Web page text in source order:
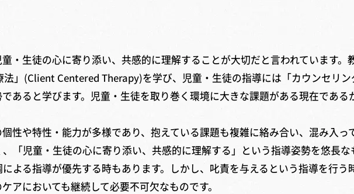
・生徒の心に寄り添い、共感的に理解することが大切だと言われています
」(Client Centered Therapy)を学び、児童・生徒の指導には「カウンセリ
あると学びます。児童・生徒を取り巻く環境に大きな課題がある現在である
性や特性・能力が多様であり、抱えている課題も複雑に絡み合い、混み入
「児童・生徒の心に寄り添い、共感的に理解する」という指導姿勢を悠長
よる指導が優先する時もあります。しかし、叱責を与えるという指導を行
アにおいても継続して必要不可欠なものです。